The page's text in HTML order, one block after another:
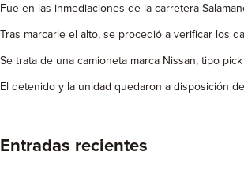
Fue en las inmediaciones de la carretera
Tras marcarle el alto, se procedió a verificar los
Se trata de una camioneta marca Nissan, tipo
El detenido y la unidad quedaron a disposición
Entradas recientes